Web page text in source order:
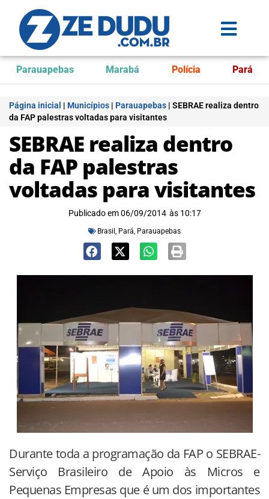
Parauapebas Marabá Polícia Pará
Página inicial | Municípios | Parauapebas | SEBRAE realiza dentro
da FAP palestras voltadas para visitantes
SEBRAE realiza dentro
da FAP palestras
voltadas para visitantes
Publicado em 06/09/2014 às 10:17
Brasil , Pará, Parauapebas
Durante toda a programação da FAP o SEBRAE-
Serviço Brasileiro de Apoio às Micros e
Pequenas Empresas que é um dos importantes